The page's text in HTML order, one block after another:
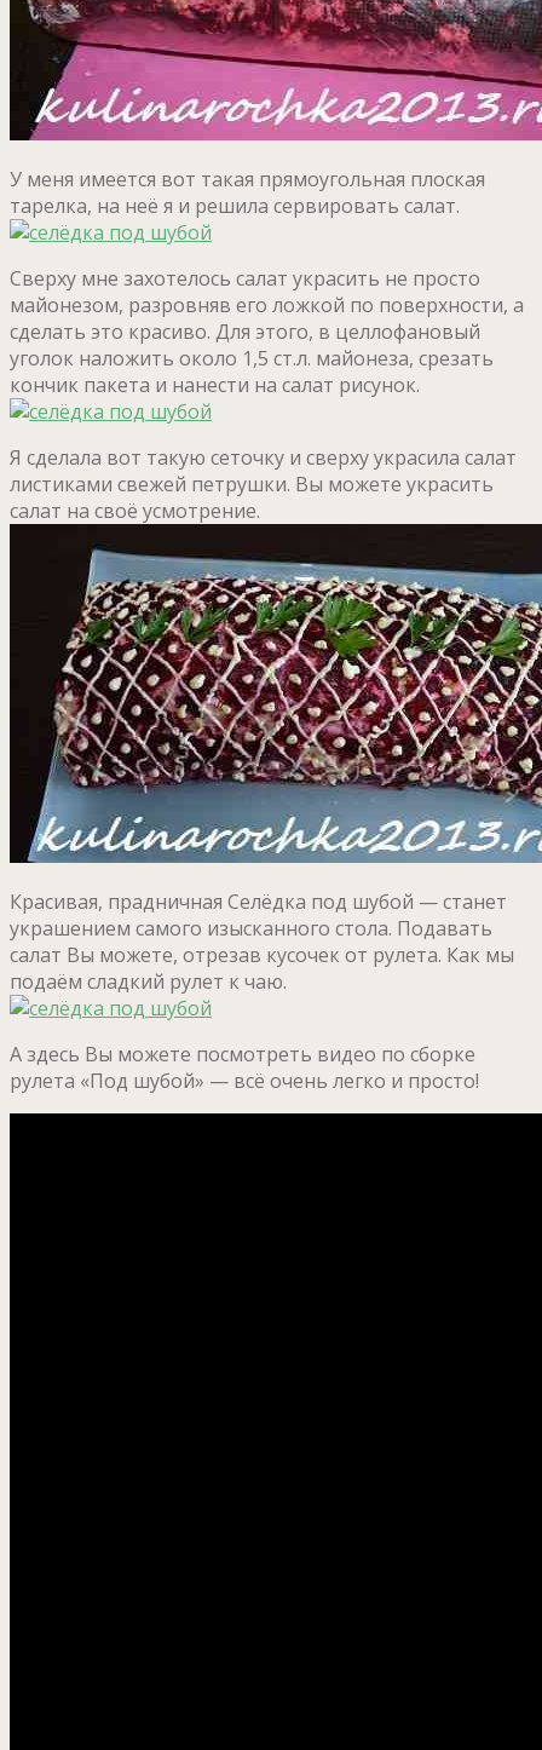
У меня имеется вот такая прямоугольная плоская
тарелка, на неё я и решила сервировать салат.
Сверху мне захотелось салат украсить не просто
майонезом, разровняв его ложкой по поверхности, а
сделать это красиво. Для этого, в целлофановый
уголок наложить около 1,5 ст.л. майонеза, срезать
кончик пакета и нанести на салат рисунок.
Я сделала вот такую сеточку и сверху украсила салат
листиками свежей петрушки. Вы можете украсить
салат на своё усмотрение.
Красивая, прадничная Селёдка под шубой — станет
украшением самого изысканного стола. Подавать
салат Вы можете, отрезав кусочек от рулета. Как мы
подаём сладкий рулет к чаю.
А здесь Вы можете посмотреть видео по сборке
рулета «Под шубой» — всё очень легко и просто!